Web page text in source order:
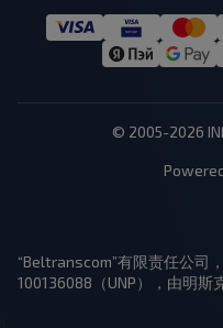
© 2005-2026
“Beltranscom”有限责任公司
100136088（UNP），由明斯